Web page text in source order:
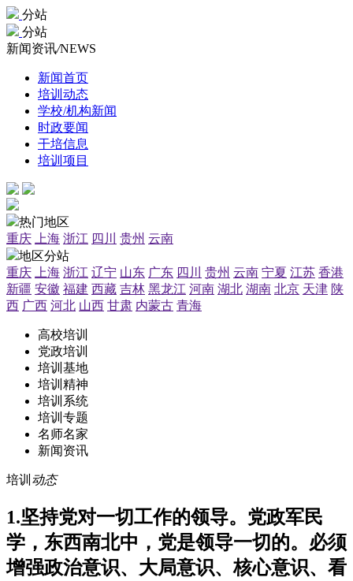
分站
分站
新闻资讯/NEWS
新闻首页
培训动态
学校/机构新闻
时政要闻
干培信息
培训项目
热门地区
重庆
上海 浙江 四川 贵州 云南
地区分站
重庆
上海 浙江 辽宁 山东 广东 四川 贵州 云南 宁夏 江苏 香港
新疆 安徽 福建 西藏 吉林 黑龙江 河南 湖北 湖南 北京 天津 陕
西 广西 河北 山西 甘肃 内蒙古 青海
高校培训
党政培训
培训基地
培训精神
培训系统
培训专题
名师名家
新闻资讯
培训 动态
1.坚持党对一切工作的领导。党政军民
学，东西南北中，党是领导一切的。必须
增强政治意识、大局意识、核心意识、看